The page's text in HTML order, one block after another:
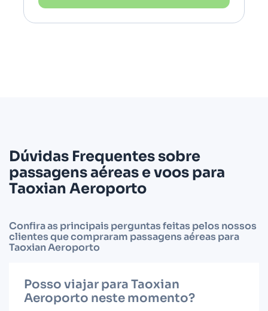
Dúvidas Frequentes sobre
passagens aéreas e voos para
Taoxian Aeroporto
Confira as principais perguntas feitas pelos nossos
clientes que compraram passagens aéreas para
Taoxian Aeroporto
Posso viajar para Taoxian
Aeroporto neste momento?